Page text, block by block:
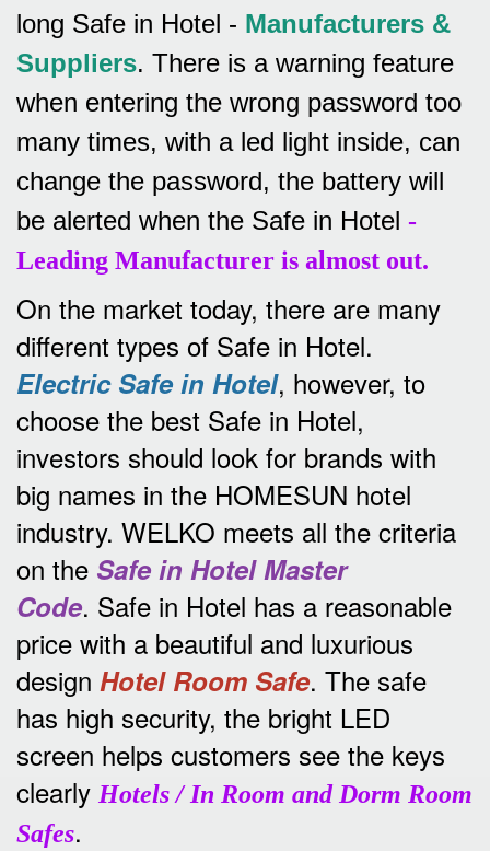
long Safe in Hotel - Manufacturers &
Suppliers. There is a warning feature
when entering the wrong password too
many times, with a led light inside, can
change the password, the battery will
be alerted when the Safe in Hotel -
Leading Manufacturer is almost out.
On the market today, there are many
different types of Safe in Hotel.
Electric Safe in Hotel, however, to
choose the best Safe in Hotel,
investors should look for brands with
big names in the HOMESUN hotel
industry. WELKO meets all the criteria
on the Safe in Hotel Master
Code. Safe in Hotel has a reasonable
price with a beautiful and luxurious
design Hotel Room Safe. The safe
has high security, the bright LED
screen helps customers see the keys
clearly Hotels / In Room and Dorm Room
Safes.